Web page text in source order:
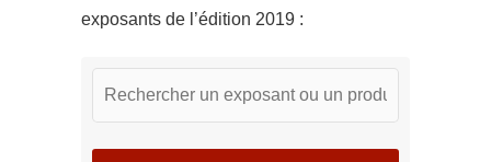
exposants de l’édition 2019 :